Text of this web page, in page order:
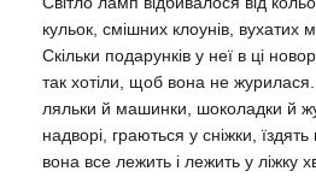
кульок, смішних клоунів, вухатих
Скільки подарунків у неї в ці
так хотіли, щоб вона не
ляльки й машинки, шоколадки й
надворі, граються у сніжки,
вона все лежить і лежить у ліжку